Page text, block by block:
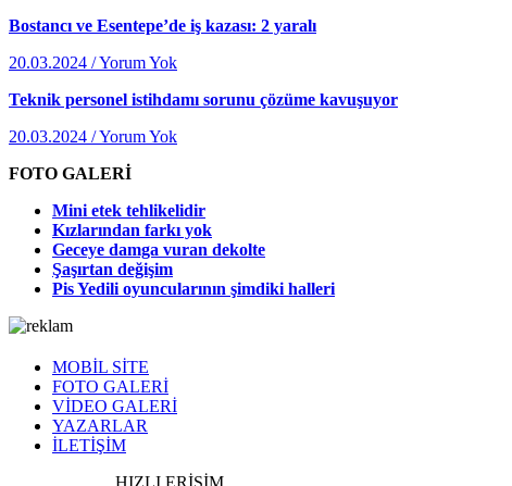
Bostancı ve Esentepe’de iş kazası: 2 yaralı
20.03.2024 / Yorum Yok
Teknik personel istihdamı sorunu çözüme kavuşuyor
20.03.2024 / Yorum Yok
FOTO GALERİ
Mini etek tehlikelidir
Kızlarından farkı yok
Geceye damga vuran dekolte
Şaşırtan değişim
Pis Yedili oyuncularının şimdiki halleri
MOBİL SİTE
FOTO GALERİ
VİDEO GALERİ
YAZARLAR
İLETİŞİM